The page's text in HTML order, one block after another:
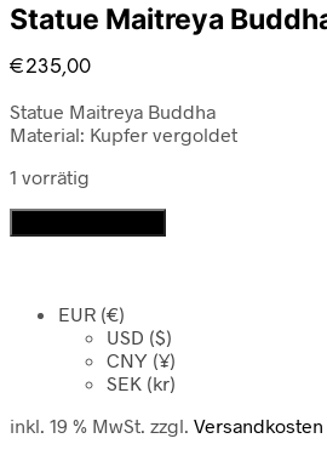
Statue Maitreya
€235,00
Statue Maitreya Buddha
Material: Kupfer vergoldet
1 vorrätig
Statue
Maitreya
EUR (€)
USD ($)
CNY (¥)
SEK (kr)
inkl. 19 % MwSt. zzgl. Versandkosten